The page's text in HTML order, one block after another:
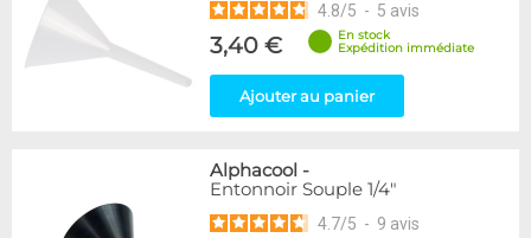
4.8/5 - 5 avis
3,40 €
En stock
Expédition immédiate
Ajouter au panier
Alphacool -
Entonnoir Souple 1/4"
4.7/5 - 9 avis